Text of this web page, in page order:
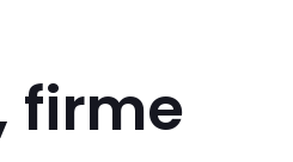
firme